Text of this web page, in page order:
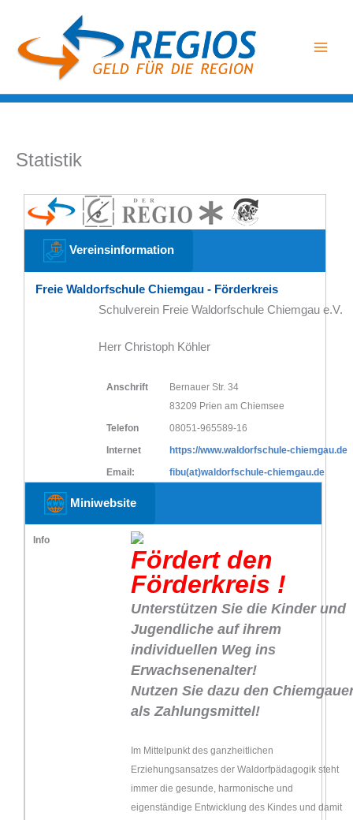
springen
Statistik
Vereinsinformation
Freie Waldorfschule Chiemgau - Förderkreis
Schulverein Freie Waldorfschule Chiemgau e.V.
Herr Christoph Köhler
Anschrift
Bernauer Str. 34
83209 Prien am Chiemsee
Telefon
08051-965589-16
Internet
https://www.waldorfschule-chiemgau.de
Email:
fibu(at)waldorfschule-chiemgau.de
Miniwebsite
Info
Fördert den
Förderkreis !
Unterstützen Sie die Kinder und
Jugendliche auf ihrem
individuellen Weg ins
Erwachsenenalter!
Nutzen Sie dazu den
als Zahlungsmittel!
Im Mittelpunkt des ganzheitlichen
Erziehungsansatzes der Waldorfpädagogik steht
immer die gesunde, harmonische und
eigenständige Entwicklung des Kindes und damit